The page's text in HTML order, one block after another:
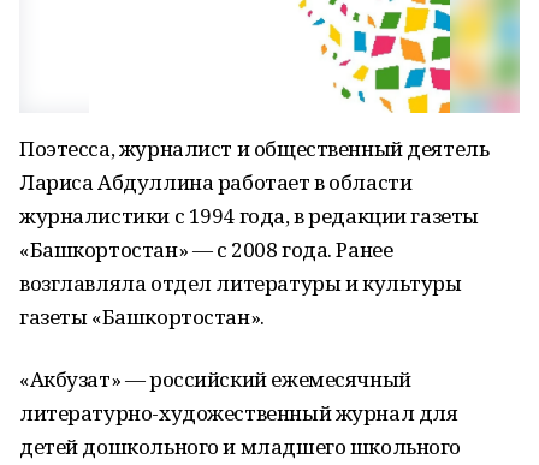
Поэтесса, журналист и общественный деятель
Лариса Абдуллина работает в области
журналистики с 1994 года, в редакции газеты
«Башкортостан» — с 2008 года. Ранее
возглавляла отдел литературы и культуры
газеты «Башкортостан».
«Акбузат» — российский ежемесячный
литературно-художественный журнал для
детей дошкольного и младшего школьного